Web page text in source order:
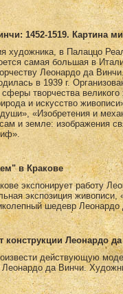
1452-1519. Картина
художника, в Палаццо
самая большая в
Леонардо да
в 1939 г.
творчества
и искусство
«Изобретения и
и земле: изображения
в Кракове
экспонирует работу
экспозиция
шедевр
конструкции Леонардо
действующую
Леонардо да Винчи.